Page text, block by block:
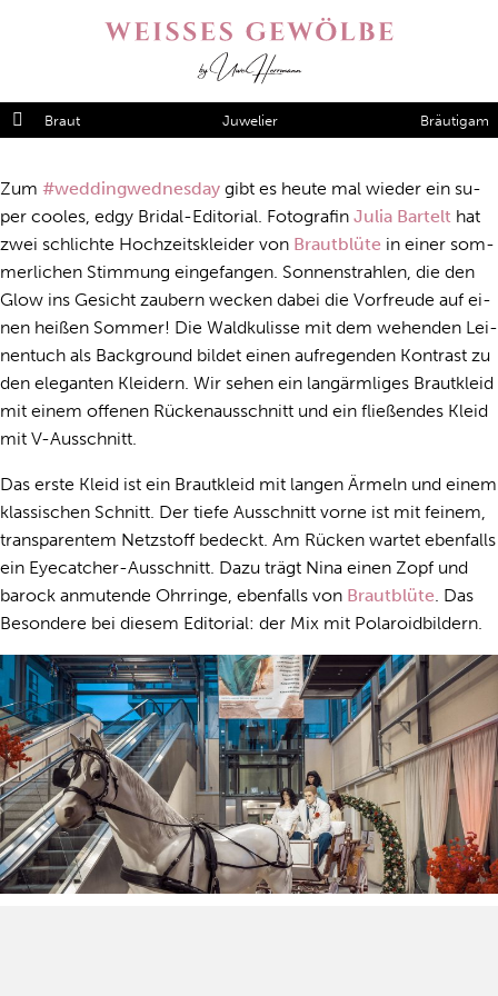
Braut Juwelier Bräutigam
Zum #weddingwednesday gibt es heu­te mal wie­der ein su­
per coo­les, edgy Bri­dal-Edi­to­ri­al. Fo­to­gra­fin Julia Bartelt hat
zwei schlich­te Hoch­zeits­klei­der von Brautblüte in ei­ner som­
mer­li­chen Stim­mung ein­ge­fan­gen. Son­nen­strah­len, die den
Glow ins Ge­sicht zau­bern we­cken da­bei die Vor­freu­de auf ei­
nen hei­ßen Som­mer! Die Wald­ku­lis­se mit dem we­hen­den Lei­
nen­tuch als Back­ground bil­det ei­nen auf­re­gen­den Kon­trast zu
den ele­gan­ten Klei­dern. Wir se­hen ein lan­gärm­li­ges Braut­kleid
mit ei­nem of­fe­nen Rü­cken­aus­schnitt und ein flie­ßen­des Kleid
mit V-Aus­schnitt.
Das ers­te Kleid ist ein Braut­kleid mit lan­gen Ärmeln und ei­nem
klas­si­schen Schnitt. Der tie­fe Aus­schnitt vor­ne ist mit fei­nem,
trans­pa­ren­tem Netz­stoff be­deckt. Am Rü­cken war­tet eben­falls
ein Eye­cat­cher-Aus­schnitt. Dazu trägt Nina ei­nen Zopf und
ba­rock an­mu­ten­de Ohr­rin­ge, eben­falls von Brautblüte . Das
Be­son­de­re bei die­sem Edi­to­ri­al: der Mix mit Po­la­ro­id­bil­dern.